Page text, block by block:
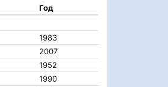
Год
1983
2007
1952
1990